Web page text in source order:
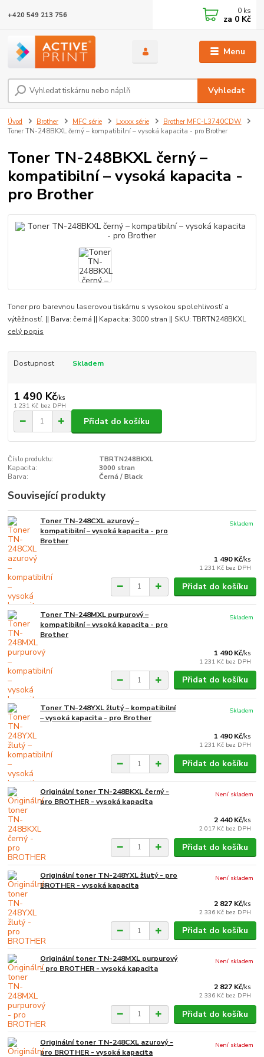
Menu
Vyhledat
+420 549 213 756 0 ks
za 0 Kč
Úvod Brother MFC série Lxxxx série
Brother MFC-L3740CDW
Toner TN-248BKXL černý – kompatibilní – vysoká kapacita - pro Brother
Toner TN-248BKXL černý –
kompatibilní – vysoká kapacita -
pro Brother
Toner pro barevnou laserovou tiskárnu s vysokou spolehlivostí a
výtěžností. || Barva: černá || Kapacita: 3000 stran || SKU: TBRTN248BKXL
celý popis
Dostupnost Skladem
1 490 Kč/ks
1 231 Kč bez DPH
Přidat do košíku
Číslo produktu:
TBRTN248BKXL
Kapacita:
3000 stran
Barva:
Černá / Black
Související produkty
Toner TN-248CXL azurový –
kompatibilní – vysoká kapacita - pro
Brother
1 490 Kč/ks
1 231 Kč bez DPH
Skladem
Přidat do košíku
Toner TN-248MXL purpurový –
kompatibilní – vysoká kapacita - pro
Brother
1 490 Kč/ks
1 231 Kč bez DPH
Skladem
Přidat do košíku
Toner TN-248YXL žlutý – kompatibilní
– vysoká kapacita - pro Brother
1 490 Kč/ks
1 231 Kč bez DPH
Skladem
Přidat do košíku
Originální toner TN-248BKXL černý -
pro BROTHER - vysoká kapacita
2 440 Kč/ks
2 017 Kč bez DPH
Není skladem
Přidat do košíku
Originální toner TN-248YXL žlutý - pro
BROTHER - vysoká kapacita
2 827 Kč/ks
2 336 Kč bez DPH
Není skladem
Přidat do košíku
Originální toner TN-248MXL purpurový
- pro BROTHER - vysoká kapacita
2 827 Kč/ks
2 336 Kč bez DPH
Není skladem
Přidat do košíku
Originální toner TN-248CXL azurový -
pro BROTHER - vysoká kapacita
Není skladem